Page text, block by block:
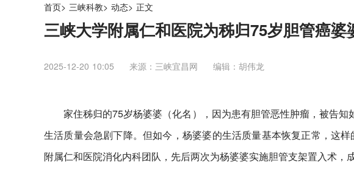
首页> 三峡科教> 动态> 正文
三峡大学附属仁和医院为秭归75岁胆管癌婆
2025-12-20 10:05 来源：三峡宜昌网 编辑：胡伟龙
家住秭归的75岁杨婆婆（化名），因为患有胆管恶性肿瘤，被告
生活质量会急剧下降。但如今，杨婆婆的生活质量基本恢复正常，这
附属仁和医院消化内科团队，先后两次为杨婆婆实施胆管支架置入术，